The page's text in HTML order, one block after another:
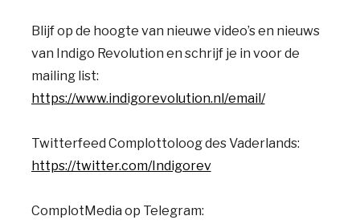
Blijf op de hoogte van nieuwe video’s en nieuws
van Indigo Revolution en schrijf je in voor de
mailing list:
https://www.indigorevolution.nl/email/
Twitterfeed Complottoloog des Vaderlands:
https://twitter.com/Indigorev
ComplotMedia op Telegram: